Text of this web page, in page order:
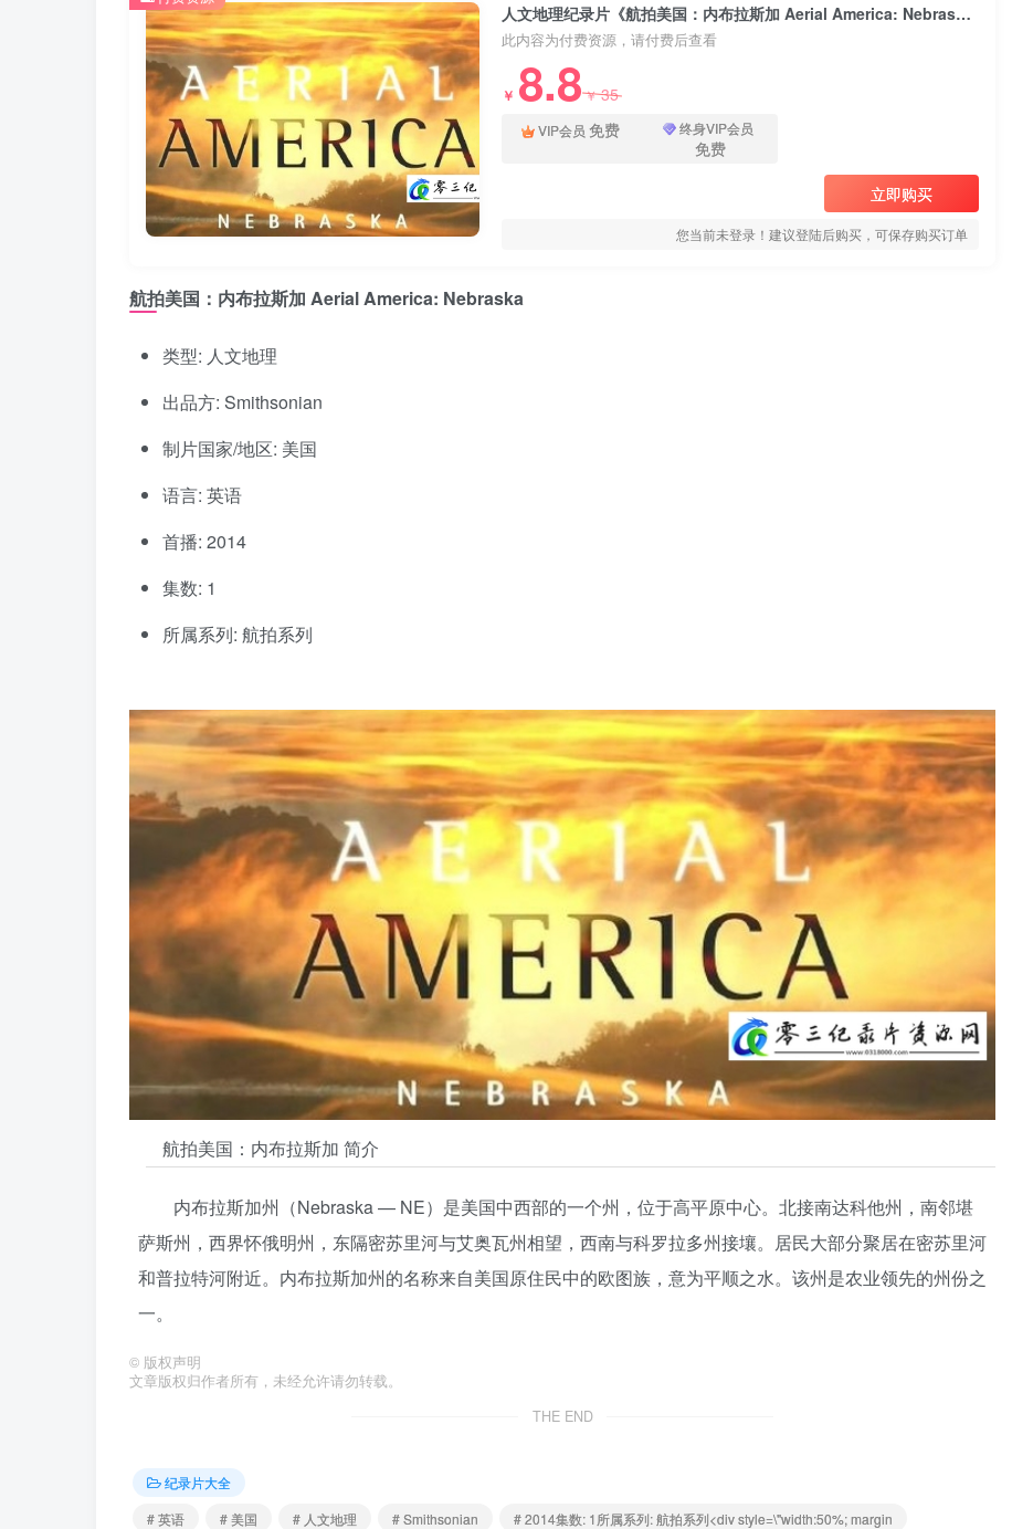
人文地理纪录片《航拍美国：内布拉斯加 Aerial America: Nebraska》下载
此内容为付费资源，请付费后查看
￥ 8.8￥35
VIP会员 免费 终身VIP会员
免费
立即购买
您当前未登录！建议登陆后购买，可保存购买订单
航拍美国：内布拉斯加 Aerial America: Nebraska
类型: 人文地理
出品方: Smithsonian
制片国家/地区: 美国
语言: 英语
首播: 2014
集数: 1
所属系列: 航拍系列
航拍美国：内布拉斯加 简介
内布拉斯加州（Nebraska — NE）是美国中西部的一个州，位于高平原中心。北接南达科他州，南邻堪
萨斯州，西界怀俄明州，东隔密苏里河与艾奥瓦州相望，西南与科罗拉多州接壤。居民大部分聚居在密苏里河
和普拉特河附近。内布拉斯加州的名称来自美国原住民中的欧图族，意为平顺之水。该州是农业领先的州份之
一。
© 版权声明
文章版权归作者所有，未经允许请勿转载。
THE END
纪录片大全
# 英语
# 美国 # 人文地理 # Smithsonian # 2014集数: 1所属系列: 航拍系列<div style=\"width:50%; margin